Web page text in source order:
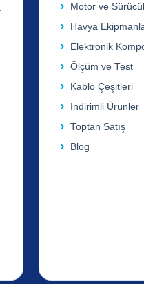
Motor ve
Havya
Elektronik
Ölçüm ve Test
Kablo Çeşitleri
İndirimli Ürünler
Toptan Satış
Blog